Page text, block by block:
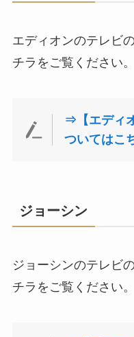
エディオンのテレビ
チラをご覧ください。
⇒【エディ
ついてはこ
ジョーシン
ジョーシンのテレビ
チラをご覧ください。